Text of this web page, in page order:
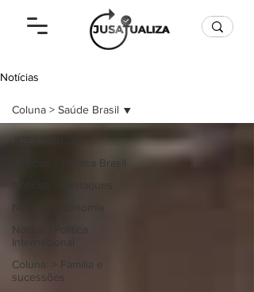
Notícias
Notícias: >Politica Brasil
Notícias >Destaques
Notícia >Política
Internacional
Coluna: > Família e
sucessões
Coluna > Saúde Brasil